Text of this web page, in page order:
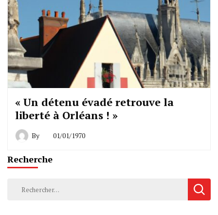
« Un détenu évadé retrouve la
liberté à Orléans ! »
By 01/01/1970
Recherche
Rechercher :